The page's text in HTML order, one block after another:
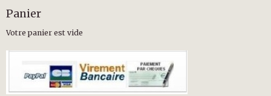
Panier
Votre panier est vide